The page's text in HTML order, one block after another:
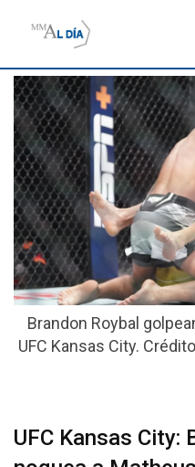
Brandon Roybal
UFC Kansas City.
UFC Kansas City: